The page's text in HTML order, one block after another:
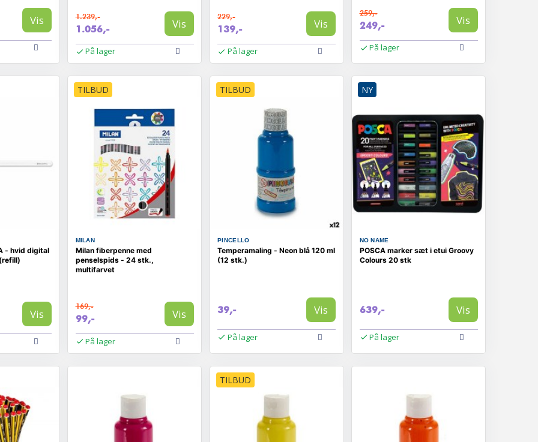
Vis 1.239,-
1.056,- Vis
På lager
229,-
139,- Vis
På lager
259,-
249,- Vis
På lager
- hvid digital
Vis
TILBUD
MILAN
Milan fiberpenne med
penselspids - 24 stk.,
multifarvet
169,-
99,- Vis
På lager
TILBUD
PINCELLO
Temperamaling - Neon blå 120 ml
(12 stk.)
39,- Vis
På lager
NY
NO NAME
POSCA marker sæt i etui Groovy
Colours 20 stk
639,- Vis
På lager
TILBUD